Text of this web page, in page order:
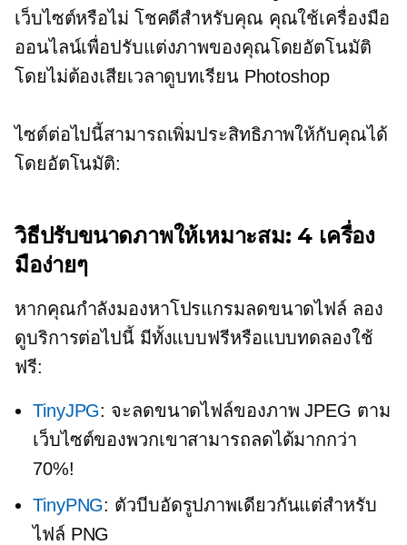
เว็บไซต์หรือไม่ โชคดีสำหรับคุณ คุณใช้เครื่องมือ
ออนไลน์เพื่อปรับแต่งภาพของคุณโดยอัตโนมัติ
โดยไม่ต้องเสียเวลาดูบทเรียน Photoshop
ไซต์ต่อไปนี้สามารถเพิ่มประสิทธิภาพให้กับคุณได้
โดยอัตโนมัติ:
วิธีปรับขนาดภาพให้เหมาะสม: 4 เครื่อง
มือง่ายๆ
หากคุณกำลังมองหาโปรแกรมลดขนาดไฟล์ ลอง
ดูบริการต่อไปนี้ มีทั้งแบบฟรีหรือแบบทดลองใช้
ฟรี:
TinyJPG: จะลดขนาดไฟล์ของภาพ JPEG ตาม
เว็บไซต์ของพวกเขาสามารถลดได้มากกว่า
70%!
TinyPNG: ตัวบีบอัดรูปภาพเดียวกันแต่สำหรับ
ไฟล์ PNG